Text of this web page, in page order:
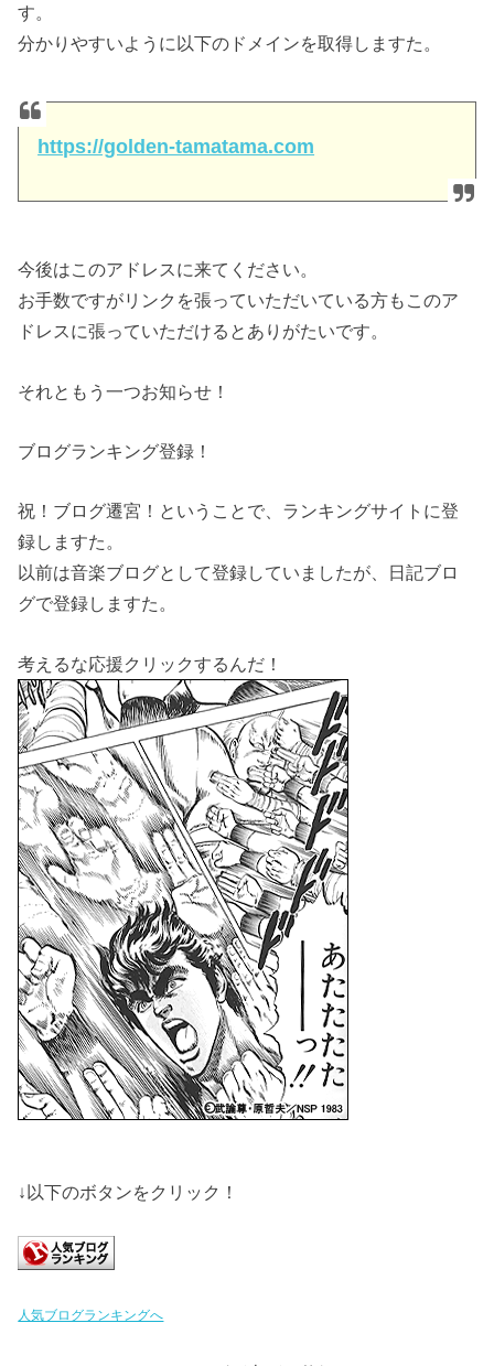
す。
分かりやすいように以下のドメインを取得しますた。
https://golden-tamatama.com
今後はこのアドレスに来てください。
お手数ですがリンクを張っていただいている方もこのア
ドレスに張っていただけるとありがたいです。
それともう一つお知らせ！
ブログランキング登録！
祝！ブログ遷宮！ということで、ランキングサイトに登
録しますた。
以前は音楽ブログとして登録していましたが、日記ブロ
グで登録しますた。
考えるな応援クリックするんだ！
↓以下のボタンをクリック！
人気ブログランキングへ